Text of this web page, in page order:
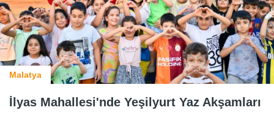
Malatya
İlyas Mahallesi'nde Yeşilyurt Yaz Akşamları